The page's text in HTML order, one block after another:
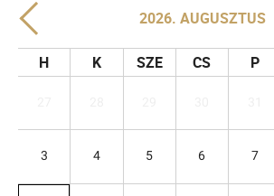
2026. AUGUSZTUS
H K SZE CS P
3 4 5 6 7